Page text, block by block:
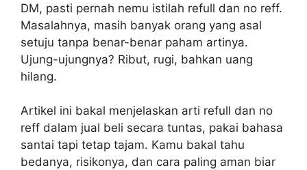
DM, pasti pernah nemu istilah refull dan no reff.
Masalahnya, masih banyak orang yang asal
setuju tanpa benar-benar paham artinya.
Ujung-ujungnya? Ribut, rugi, bahkan uang
hilang.
Artikel ini bakal menjelaskan arti refull dan no
reff dalam jual beli secara tuntas, pakai bahasa
santai tapi tetap tajam. Kamu bakal tahu
bedanya, risikonya, dan cara paling aman biar